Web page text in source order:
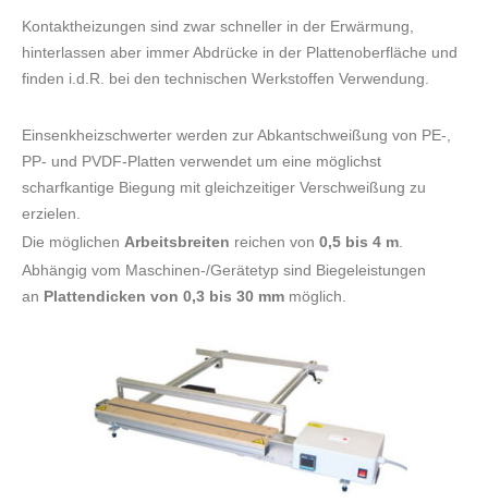
Kontaktheizungen sind zwar schneller in der Erwärmung,
hinterlassen aber immer Abdrücke in der Plattenoberfläche und
finden i.d.R. bei den technischen Werkstoffen Verwendung.
Einsenkheizschwerter werden zur Abkantschweißung von PE-,
PP- und PVDF-Platten verwendet um eine möglichst
scharfkantige Biegung mit gleichzeitiger Verschweißung zu
erzielen.
Die möglichen Arbeitsbreiten reichen von 0,5 bis 4 m.
Abhängig vom Maschinen-/Gerätetyp sind Biegeleistungen
an Plattendicken von 0,3 bis 30 mm möglich.